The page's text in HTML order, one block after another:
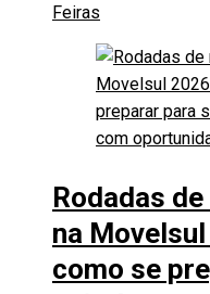
Feiras
Rodadas
na
como se